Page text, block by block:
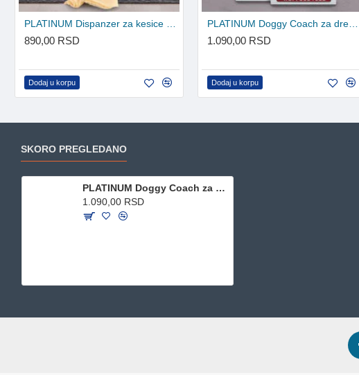
890,00 RSD
Dodaj u korpu
1.090,00 RSD
Dodaj u korpu
SKORO PREGLEDANO
PLATINUM Doggy Coach za dresuru pasa - Plava 89ml
1.090,00 RSD